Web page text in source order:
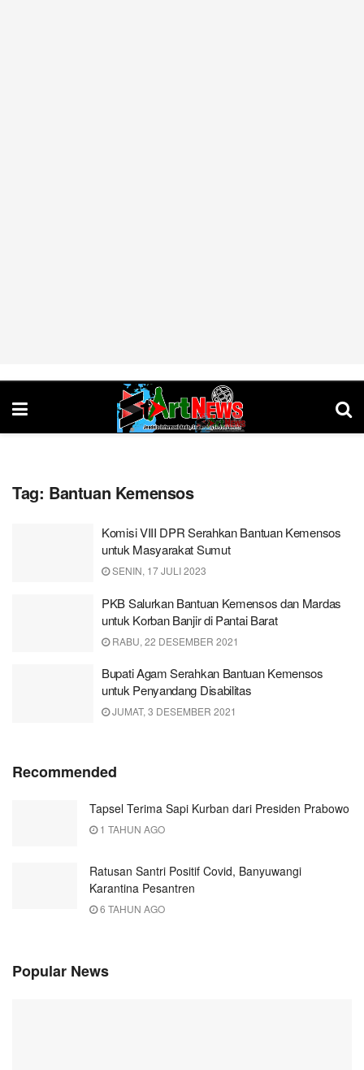
Tag: Bantuan Kemensos
Komisi VIII DPR Serahkan Bantuan Kemensos
untuk Masyarakat Sumut
SENIN, 17 JULI 2023
PKB Salurkan Bantuan Kemensos dan Mardas
untuk Korban Banjir di Pantai Barat
RABU, 22 DESEMBER 2021
Bupati Agam Serahkan Bantuan Kemensos
untuk Penyandang Disabilitas
JUMAT, 3 DESEMBER 2021
Recommended
Tapsel Terima Sapi Kurban dari Presiden Prabowo
1 TAHUN AGO
Ratusan Santri Positif Covid, Banyuwangi
Karantina Pesantren
6 TAHUN AGO
Popular News